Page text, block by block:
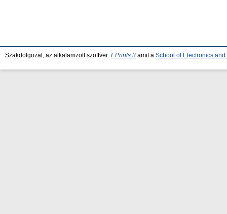
Szakdolgozat, az alkalamzott szoftver: EPrints 3 amit a School of Electronics